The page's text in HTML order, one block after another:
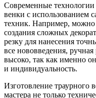
Современные технологии
венки с использованием
техник. Например, можно
создания сложных
резку для нанесения
все нововведения,
высоко, так как именно
и индивидуальность.
Изготовление траурного
мастера не только